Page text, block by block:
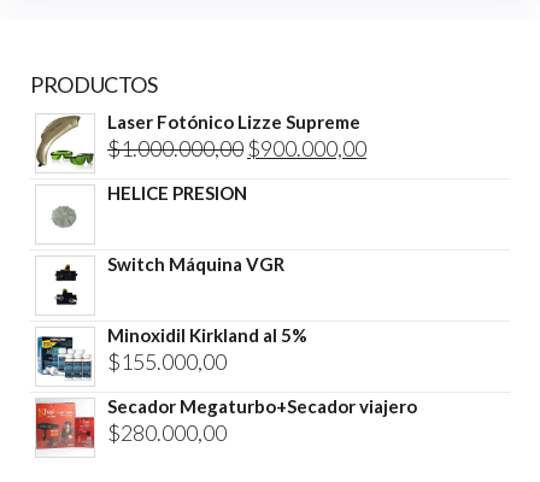
PRODUCTOS
Laser Fotónico Lizze Supreme
$1.000.000,00 El
$900.000,00El
HELICE PRESION
Switch Máquina VGR
Minoxidil Kirkland al 5%
$155.000,00
Secador Megaturbo+Secador viajero
$280.000,00